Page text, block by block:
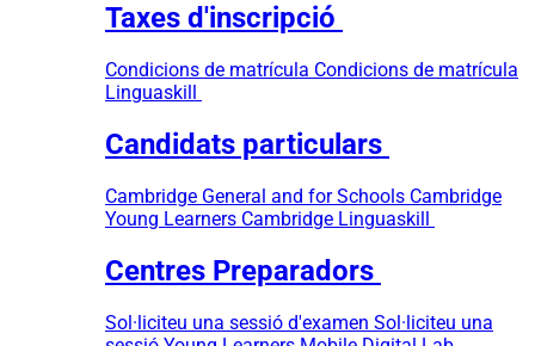
Taxes d'inscripció
Condicions de matrícula Condicions de matrícula
Linguaskill
Candidats particulars
Cambridge General and for Schools Cambridge
Young Learners Cambridge Linguaskill
Centres Preparadors
Sol·liciteu una sessió d'examen Sol·liciteu una